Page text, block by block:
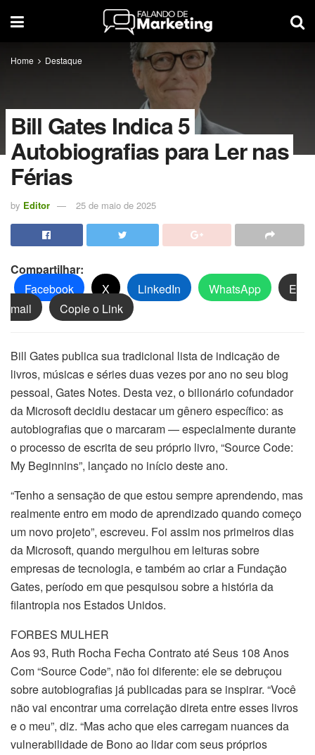
Home Destaque
Bill Gates Indica 5
Autobiografias para Ler nas
Férias
by Editor 25 de maio de 2025
Compartilhar:
Facebook
X LinkedIn WhatsApp
E
mail
Copie o Link
Bill Gates publica sua tradicional lista de indicação de
livros, músicas e séries duas vezes por ano no seu blog
pessoal, Gates Notes. Desta vez, o bilionário cofundador
da Microsoft decidiu destacar um gênero específico: as
autobiografias que o marcaram — especialmente durante
o processo de escrita de seu próprio livro, “Source Code:
My Beginnins”, lançado no início deste ano.
“Tenho a sensação de que estou sempre aprendendo, mas
realmente entro em modo de aprendizado quando começo
um novo projeto”, escreveu. Foi assim nos primeiros dias
da Microsoft, quando mergulhou em leituras sobre
empresas de tecnologia, e também ao criar a Fundação
Gates, período em que pesquisou sobre a história da
filantropia nos Estados Unidos.
FORBES MULHER
Aos 93, Ruth Rocha Fecha Contrato até Seus 108 Anos
Com “Source Code”, não foi diferente: ele se debruçou
sobre autobiografias já publicadas para se inspirar. “Você
não vai encontrar uma correlação direta entre esses livros
e o meu”, diz. “Mas acho que eles carregam nuances da
vulnerabilidade de Bono ao lidar com seus próprios